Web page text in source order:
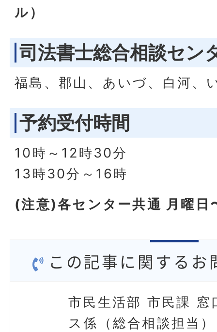
ル）
司法書士総合相談セン
福島、郡山、あいづ、白河、
予約受付時間
10時～12時30分
13時30分～16時
(注意)各センター共通 月曜日
この記事に関するお
市民生活部 市民課 窓
ス係（総合相談担当）